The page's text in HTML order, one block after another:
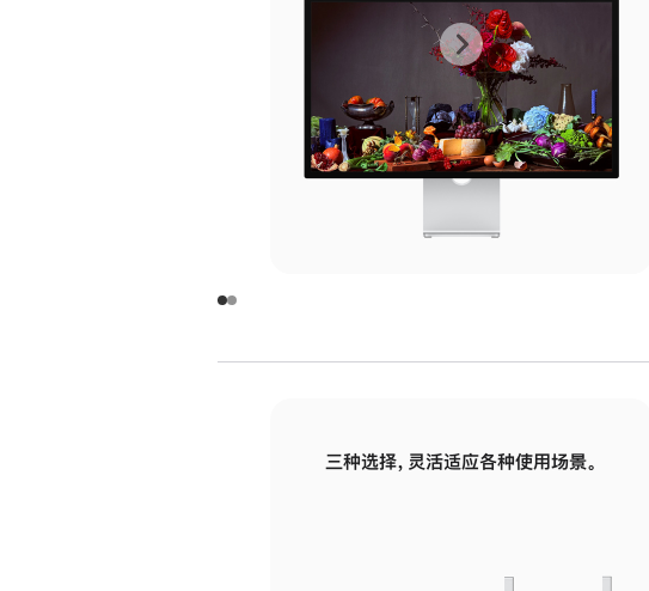
上
一
张
图
面
下
一
张
图
面
三种选择，灵活适应各种使用场景。